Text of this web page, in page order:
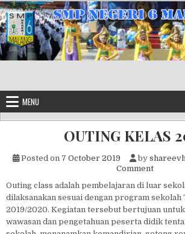
Skip to content
MENU
OUTING KELAS
Posted on 7 October 2019 by
Commenton
Outing class adalah pembelajaran di luar
dilaksanakan sesuai dengan program sekolah
2019/2020. Kegiatan tersebut bertujuan untuk
wawasan dan pengetahuan peserta didik